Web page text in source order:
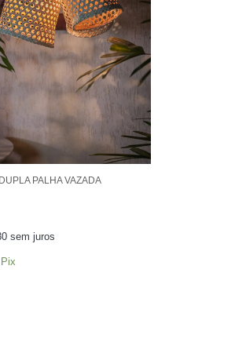
PALHA VAZADA
sem juros